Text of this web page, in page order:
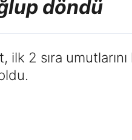
döndü
2 sıra umutlarını